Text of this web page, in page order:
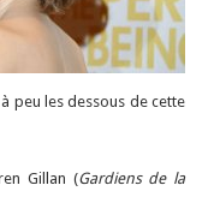
peu les dessous de cette
Gillan (Gardiens de la